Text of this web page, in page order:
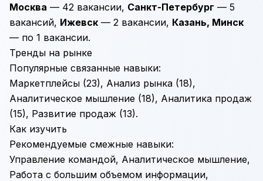
Москва — 42 вакансии, Санкт-Петербург — 5
вакансий, Ижевск — 2 вакансии, Казань, Минск
— по 1 вакансии.
Тренды на рынке
Популярные связанные навыки:
Маркетплейсы (23), Анализ рынка (18),
Аналитическое мышление (18), Аналитика продаж
(15), Развитие продаж (13).
Как изучить
Рекомендуемые смежные навыки:
Управление командой, Аналитическое мышление,
Работа с большим объемом информации,